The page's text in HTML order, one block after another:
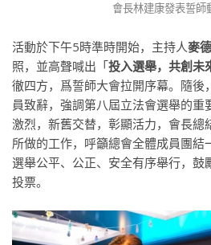
會長林建康發表誓師
活動於下午5時準時開始，主持人麥
照，並高聲喊出「投入選舉，共創未
徹四方，爲誓師大會拉開序幕。隨後
員致辭，強調第八屆立法會選舉的重
激烈，新舊交替，彰顯活力，會長總
所做的工作，呼籲總會全體成員團結
選舉公平、公正、安全有序舉行，鼓
投票。